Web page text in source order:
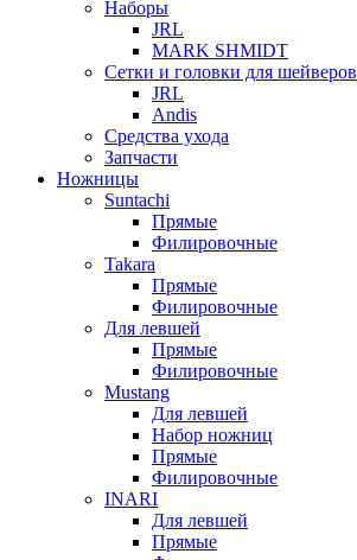
Наборы
JRL
MARK SHMIDT
Сетки и головки для шейверов
JRL
Andis
Средства ухода
Запчасти
Ножницы
Suntachi
Прямые
Филировочные
Takara
Прямые
Филировочные
Для левшей
Прямые
Филировочные
Mustang
Для левшей
Набор ножниц
Прямые
Филировочные
INARI
Для левшей
Прямые